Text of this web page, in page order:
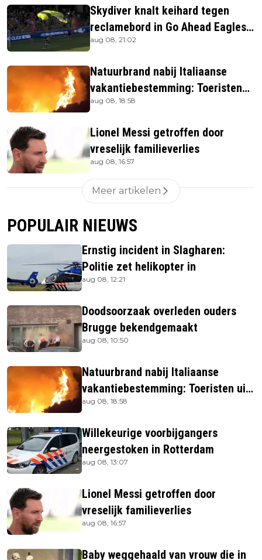
Skydiver knalt keihard tegen
reclamebord in Go Ahead Eagles-
stadion
aug 08, 21:02
Natuurbrand nabij Italiaanse
vakantiebestemming: Toeristen
uit verblijven gehaald
aug 08, 18:58
Lionel Messi getroffen door
vreselijk familieverlies
aug 08, 16:57
Meer artikelen
POPULAIR NIEUWS
Ernstig incident in Slagharen:
Politie zet helikopter in
aug 08, 12:21
Doodsoorzaak overleden ouders
Brugge bekendgemaakt
aug 08, 10:50
Natuurbrand nabij Italiaanse
vakantiebestemming: Toeristen uit
verblijven gehaald
aug 08, 18:58
Willekeurige voorbijgangers
neergestoken in Rotterdam
aug 08, 13:07
Lionel Messi getroffen door
vreselijk familieverlies
aug 08, 16:57
Baby weggehaald van vrouw die in